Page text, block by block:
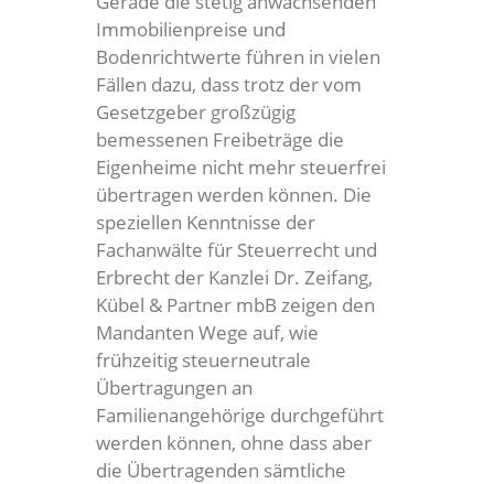
Immobilienpreise und
Bodenrichtwerte führen in vielen
Fällen dazu, dass trotz der vom
Gesetzgeber großzügig
bemessenen Freibeträge die
Eigenheime nicht mehr steuerfrei
übertragen werden können. Die
speziellen Kenntnisse der
Fachanwälte für Steuerrecht und
Erbrecht der Kanzlei Dr. Zeifang,
Kübel & Partner mbB zeigen den
Mandanten Wege auf, wie
frühzeitig steuerneutrale
Übertragungen an
Familienangehörige durchgeführt
werden können, ohne dass aber
die Übertragenden sämtliche